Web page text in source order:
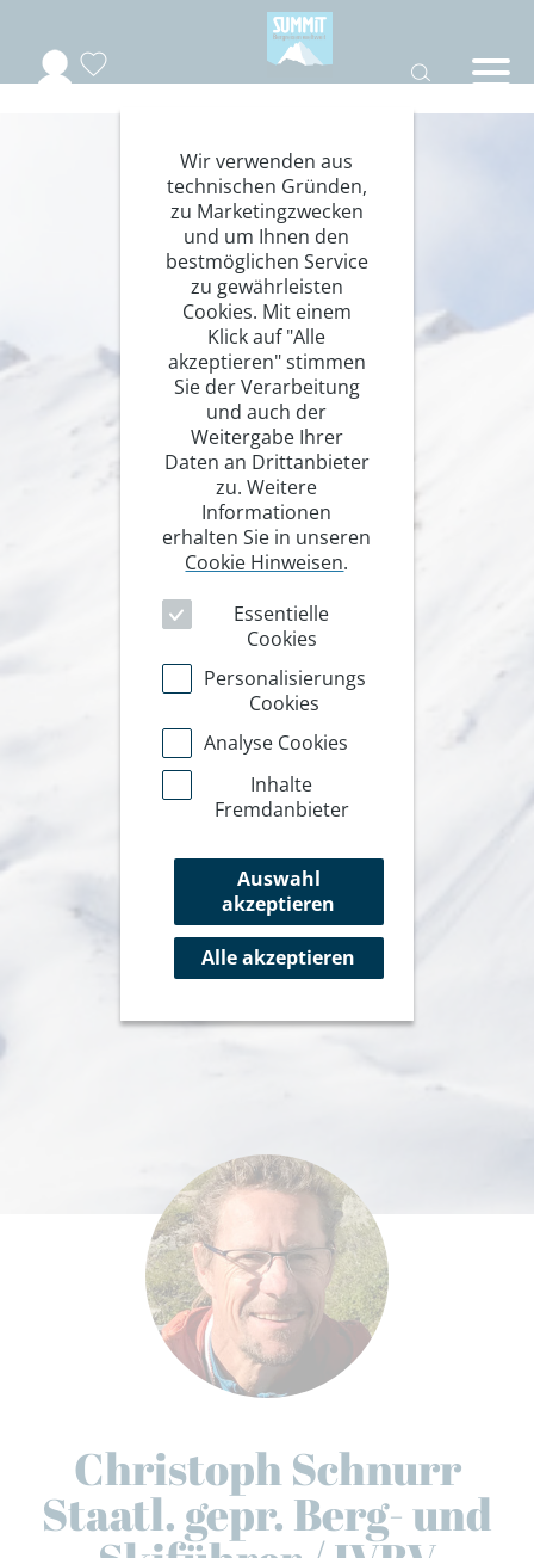
Christoph Schnurr
Staatl. gepr. Berg- und
Wir verwenden aus
technischen Gründen,
zu Marketingzwecken
und um Ihnen den
bestmöglichen Service
zu gewährleisten
Cookies. Mit einem
Klick auf "Alle
akzeptieren" stimmen
Sie der Verarbeitung
und auch der
Weitergabe Ihrer
Daten an Drittanbieter
zu. Weitere
Informationen
erhalten Sie in unseren
Cookie Hinweisen.
Essentielle
Cookies
Personalisierungs
Cookies
Analyse Cookies
Inhalte
Fremdanbieter
Auswahl
akzeptieren
Alle akzeptieren